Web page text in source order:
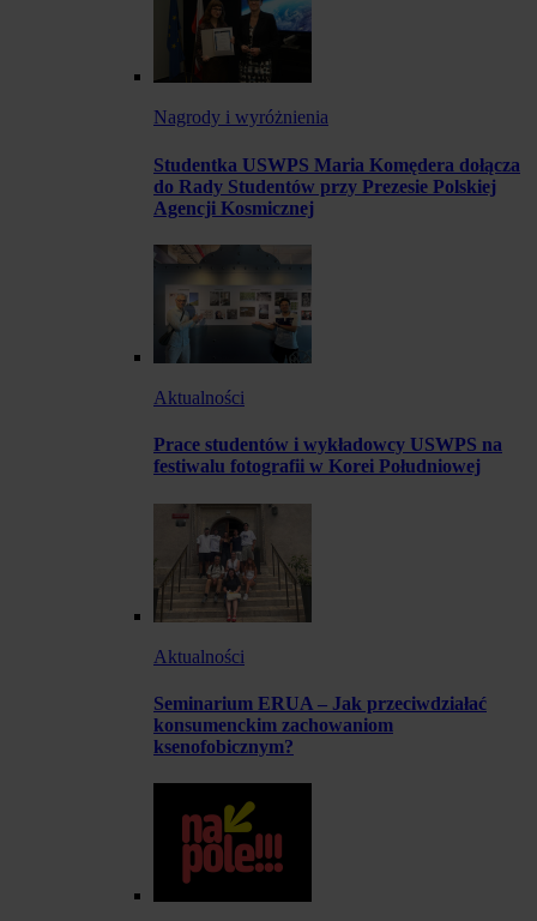
Nagrody i wyróżnienia
Studentka USWPS Maria Komędera dołącza
do Rady Studentów przy Prezesie Polskiej
Agencji Kosmicznej
Aktualności
Prace studentów i wykładowcy USWPS na
festiwalu fotografii w Korei Południowej
Aktualności
Seminarium ERUA – Jak przeciwdziałać
konsumenckim zachowaniom
ksenofobicznym?